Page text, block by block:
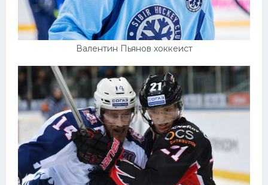
Валентин Пьянов хоккеист